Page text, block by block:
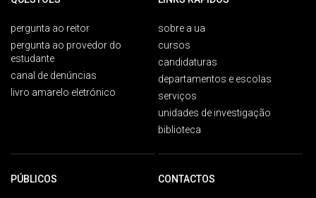
pergunta ao reitor
pergunta ao provedor do
estudante
canal de denúncias
livro amarelo eletrónico
sobre a ua
cursos
candidaturas
departamentos e escolas
serviços
unidades de investigação
biblioteca
PÚBLICOS CONTACTOS